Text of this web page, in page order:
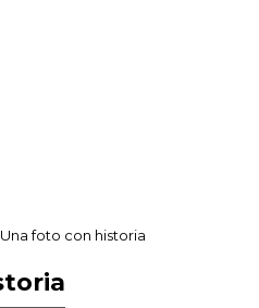
Una foto con historia